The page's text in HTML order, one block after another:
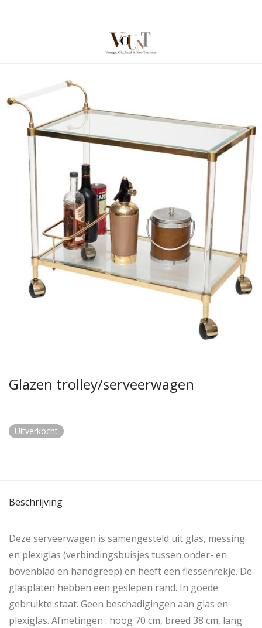
Glazen trolley/serveerwagen
Uitverkocht
Beschrijving
Deze serveerwagen is samengesteld uit glas, messing
en plexiglas (verbindingsbuisjes tussen onder- en
bovenblad en handgreep) en heeft een flessenrekje. De
glasplaten hebben een geslepen rand. In goede
gebruikte staat. Geen beschadigingen aan glas en
plexiglas. Afmetingen : hoog 70 cm, breed 38 cm, lang